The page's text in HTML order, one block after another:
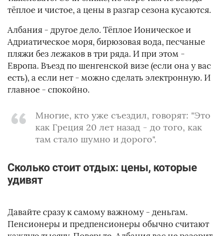
тёплое и чистое, а цены в разгар сезона кусаются.
Албания - другое дело. Тёплое Ионическое и
Адриатическое моря, бирюзовая вода, песчаные
пляжи без лежаков в три ряда. И при этом -
Европа. Въезд по шенгенской визе (если она у вас
есть), а если нет - можно сделать электронную. И
главное - спокойно.
Многие, кто уже съездил, говорят: "Это
как Греция 20 лет назад - до того, как
там стало шумно и дорого".
Сколько стоит отдых: цены, которые
удивят
Давайте сразу к самому важному - деньгам.
Пенсионеры и предпенсионеры обычно считают